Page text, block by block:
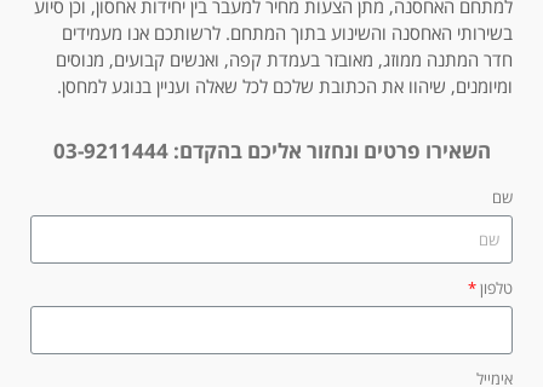
למתחם האחסנה, מתן הצעות מחיר למעבר בין יחידות אחסון, וכן סיוע
בשירותי האחסנה והשינוע בתוך המתחם. לרשותכם אנו מעמידים
חדר המתנה ממוזג, מאובזר בעמדת קפה, ואנשים קבועים, מנוסים
ומיומנים, שיהוו את הכתובת שלכם לכל שאלה ועניין בנוגע למחסן.
השאירו פרטים ונחזור אליכם בהקדם: 03-9211444
שם
טלפון
אימייל